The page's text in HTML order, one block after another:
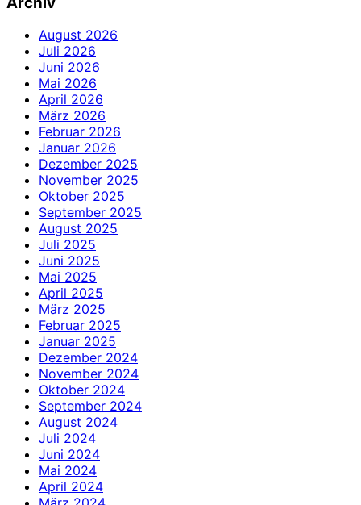
August 2026
Juli 2026
Juni 2026
Mai 2026
April 2026
März 2026
Februar 2026
Januar 2026
Dezember 2025
November 2025
Oktober 2025
September 2025
August 2025
Juli 2025
Juni 2025
Mai 2025
April 2025
März 2025
Februar 2025
Januar 2025
Dezember 2024
November 2024
Oktober 2024
September 2024
August 2024
Juli 2024
Juni 2024
Mai 2024
April 2024